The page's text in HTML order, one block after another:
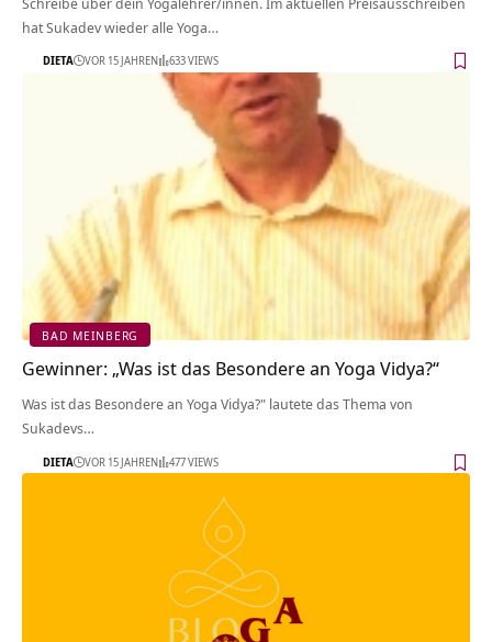
hat Sukadev wieder alle Yoga…
DIETA VOR 15 JAHREN 633 VIEWS
BAD MEINBERG
Gewinner: „Was ist das Besondere an Yoga Vidya?“
Was ist das Besondere an Yoga Vidya?" lautete das Thema von
Sukadevs…
DIETA VOR 15 JAHREN 477 VIEWS